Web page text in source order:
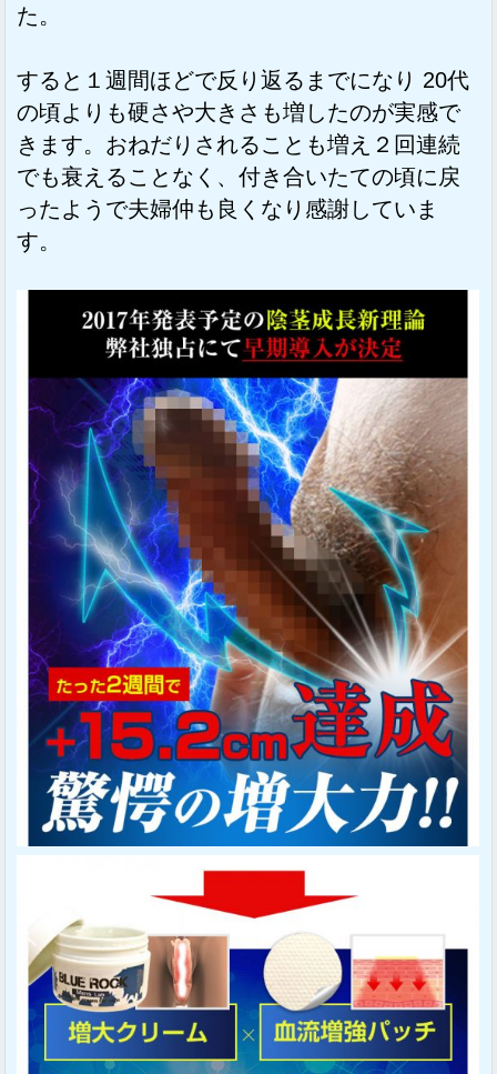
た。
すると１週間ほどで反り返るまでになり 20代
の頃よりも硬さや大きさも増したのが実感で
きます。おねだりされることも増え２回連続
でも衰えることなく、付き合いたての頃に戻
ったようで夫婦仲も良くなり感謝していま
す。